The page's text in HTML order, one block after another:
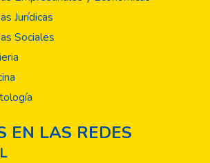
Jurídicas
Sociales
EN LAS REDES